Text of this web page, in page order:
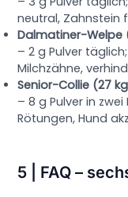
neutral, Zahnstein
Dalmatiner-Welpe
– 2 g Pulver
Milchzähne,
Senior-Collie (27
– 8 g Pulver in
Rötungen, Hund
5 | FAQ –